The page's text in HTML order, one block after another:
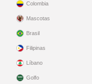
Colombia
Mascotas
Brasil
Filipinas
Líbano
Golfo